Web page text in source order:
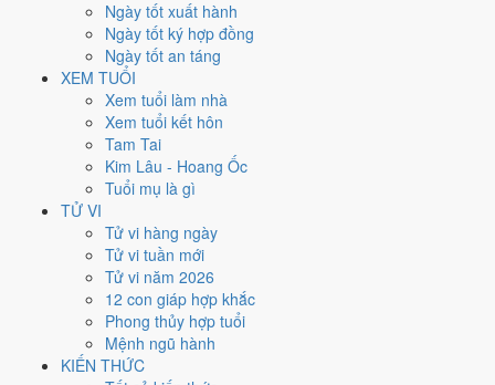
Ngày tốt xuất hành
Ngày tốt ký hợp đồng
Ngày tốt an táng
XEM TUỔI
Xem tuổi làm nhà
Xem tuổi kết hôn
Tam Tai
Kim Lâu - Hoang Ốc
Tuổi mụ là gì
TỬ VI
Tử vi hàng ngày
Tử vi tuần mới
Tử vi năm 2026
12 con giáp hợp khắc
Phong thủy hợp tuổi
Mệnh ngũ hành
KIẾN THỨC
Giới tính
Mệnh nạp âm
Tương sinh
Tương khắc
Nam sinh năm 1996 thuộc cung